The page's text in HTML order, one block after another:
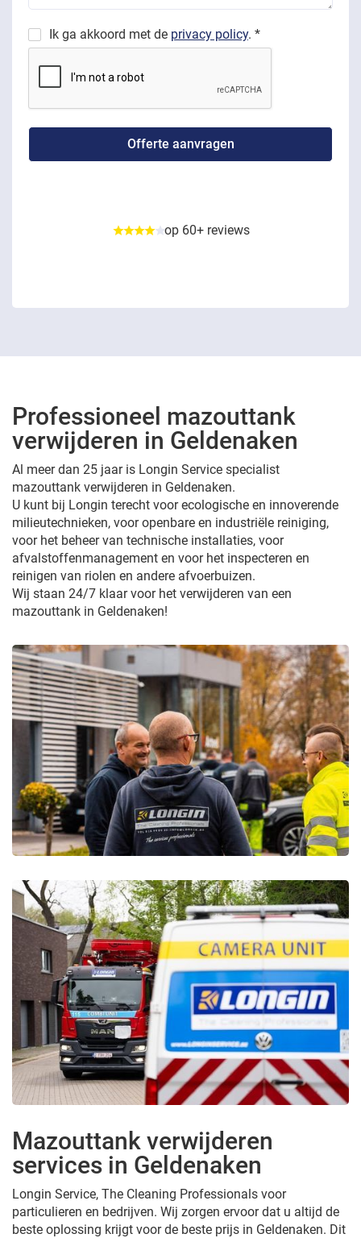
Ik ga akkoord met de privacy policy. *
op 60+ reviews
Professioneel mazouttank
verwijderen in Geldenaken
Al meer dan 25 jaar is Longin Service specialist
mazouttank verwijderen in Geldenaken.
U kunt bij Longin terecht voor ecologische en innoverende
milieutechnieken, voor openbare en industriële reiniging,
voor het beheer van technische installaties, voor
afvalstoffenmanagement en voor het inspecteren en
reinigen van riolen en andere afvoerbuizen.
Wij staan 24/7 klaar voor het verwijderen van een
mazouttank in Geldenaken!
Mazouttank verwijderen
services in Geldenaken
Longin Service, The Cleaning Professionals voor
particulieren en bedrijven. Wij zorgen ervoor dat u altijd de
beste oplossing krijgt voor de beste prijs in Geldenaken. Dit